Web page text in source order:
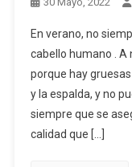
En verano, no
cabello humano . A
porque hay
y la espalda, y no
siempre que se
calidad que […]